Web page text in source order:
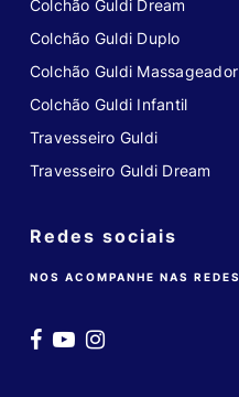
Colchão Guldi Dream
Colchão Guldi Duplo
Colchão Guldi Massageador
Colchão Guldi Infantil
Travesseiro Guldi
Travesseiro Guldi Dream
Redes sociais
NOS ACOMPANHE NAS REDES